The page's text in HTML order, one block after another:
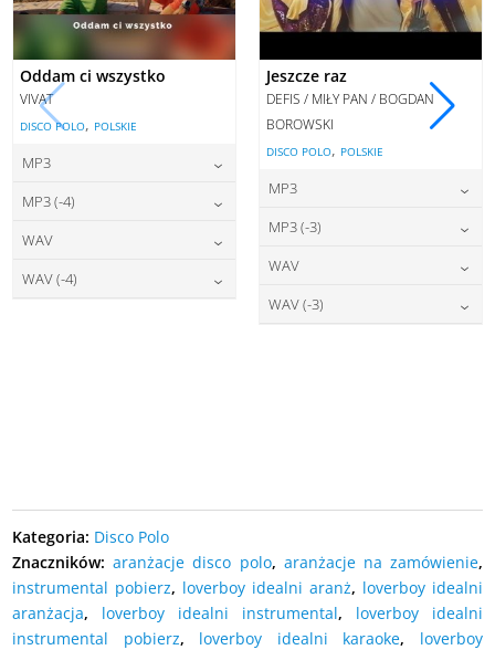
Oddam ci wszystko
VIVAT
DISCO POLO, POLSKIE
MP3
cena:
DODAJ DO KOSZYKA
MP3 (-4)
DODAJ DO KOSZYKA
WAV
cena:
WAV (-4)
Jeszcze raz
DEFIS / MIŁY PAN / BOGDAN
BOROWSKI
DISCO POLO, POLSKIE
MP3
cena:
DODAJ DO KOSZYKA
MP3 (-3)
DODAJ DO KOSZYKA
WAV
cena:
WAV (-3)
Kategoria: Disco Polo
Znaczników:aranżacje disco polo, aranżacje na zamówienie,
instrumental pobierz, loverboy idealni aranż, loverboy idealni
aranżacja, loverboy idealni instrumental, loverboy idealni
instrumental pobierz, loverboy idealni karaoke, loverboy